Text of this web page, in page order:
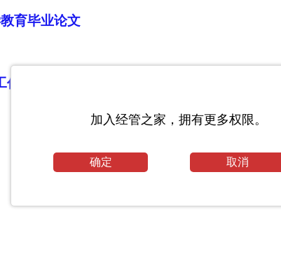
育毕业论文
_心理学专业论文
加入经管之家，拥有更多权限。
确定 取消